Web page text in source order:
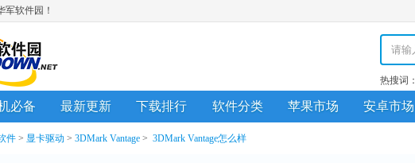
军软件园！
热搜词：
必备 最新更新 下载排行 软件分类 苹果市场 安卓市场
件 > 显卡驱动 > 3DMark Vantage > 3DMark Vantage怎么样